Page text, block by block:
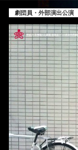
劇団員・外部演出公演